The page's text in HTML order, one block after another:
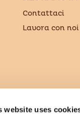
website uses
Contattaci
Lavora con noi
Italia